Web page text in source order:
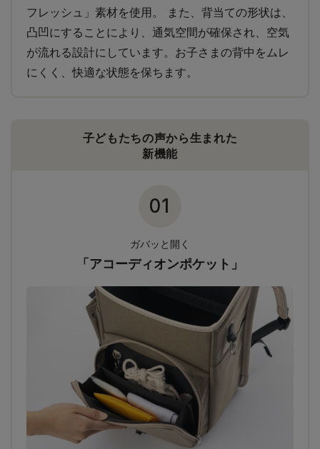
フレッシュ」素材を使用。 また、背当ての形状は、
凸凹にすることにより、通気空間が確保され、空気
が流れる設計にしています。お子さまの背中をムレ
にくく、快適な状態を保ちます。
子どもたちの声から生まれた
新機能
01
ガバッと開く
「アコーディオンポケット」